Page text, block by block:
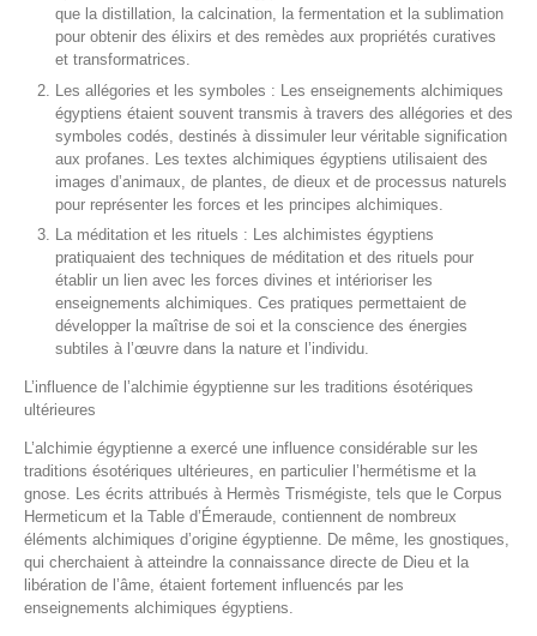
que la distillation, la calcination, la fermentation et la sublimation
pour obtenir des élixirs et des remèdes aux propriétés curatives
et transformatrices.
Les allégories et les symboles : Les enseignements alchimiques
égyptiens étaient souvent transmis à travers des allégories et des
symboles codés, destinés à dissimuler leur véritable signification
aux profanes. Les textes alchimiques égyptiens utilisaient des
images d’animaux, de plantes, de dieux et de processus naturels
pour représenter les forces et les principes alchimiques.
La méditation et les rituels : Les alchimistes égyptiens
pratiquaient des techniques de méditation et des rituels pour
établir un lien avec les forces divines et intérioriser les
enseignements alchimiques. Ces pratiques permettaient de
développer la maîtrise de soi et la conscience des énergies
subtiles à l’œuvre dans la nature et l’individu.
L’influence de l’alchimie égyptienne sur les traditions ésotériques
ultérieures
L’alchimie égyptienne a exercé une influence considérable sur les
traditions ésotériques ultérieures, en particulier l’hermétisme et la
gnose. Les écrits attribués à Hermès Trismégiste, tels que le Corpus
Hermeticum et la Table d’Émeraude, contiennent de nombreux
éléments alchimiques d’origine égyptienne. De même, les gnostiques,
qui cherchaient à atteindre la connaissance directe de Dieu et la
libération de l’âme, étaient fortement influencés par les
enseignements alchimiques égyptiens.